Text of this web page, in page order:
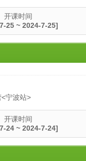
开课时间
25 ~ 2024-7-25]
宁波站>
开课时间
24 ~ 2024-7-24]